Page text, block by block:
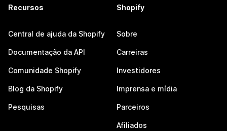
Recursos
Central de ajuda da Shopify
Documentação da API
Comunidade Shopify
Blog da Shopify
Pesquisas
Shopify
Sobre
Carreiras
Investidores
Imprensa e mídia
Parceiros
Afiliados